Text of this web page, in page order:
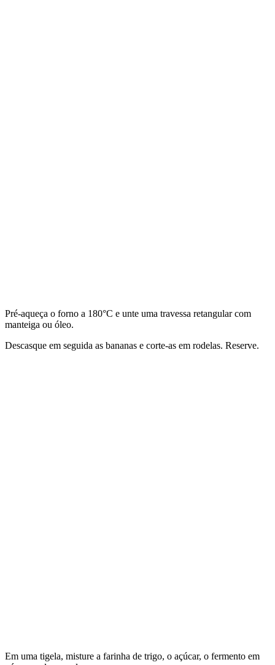
Pré-aqueça o forno a 180°C e unte uma travessa retangular com
manteiga ou óleo.
Descasque em seguida as bananas e corte-as em rodelas. Reserve.
Em uma tigela, misture a farinha de trigo, o açúcar, o fermento em